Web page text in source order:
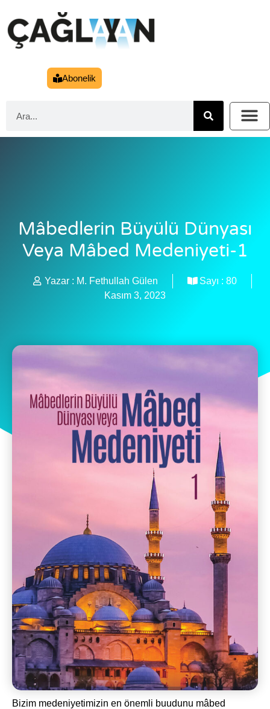
Abonelik
Mâbedlerin Büyülü Dünyası
Veya Mâbed Medeniyeti-1
Yazar : M. Fethullah Gülen Sayı : 80
Kasım 3, 2023
Bizim medeniyetimizin en önemli buudunu mâbed